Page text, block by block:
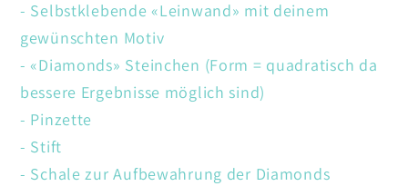
- Selbstklebende «Leinwand» mit deinem
gewünschten Motiv
- «Diamonds» Steinchen (Form = quadratisch da
bessere Ergebnisse möglich sind)
- Pinzette
- Stift
- Schale zur Aufbewahrung der Diamonds